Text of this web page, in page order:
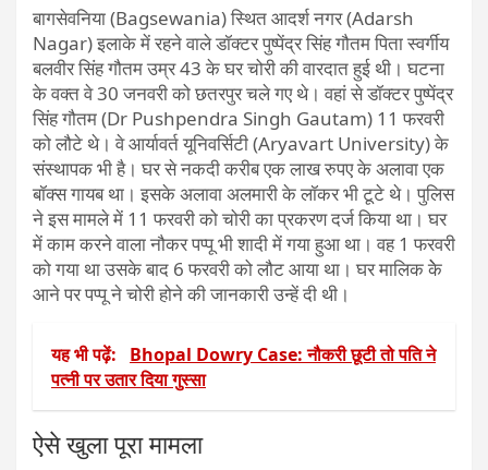
बागसेवनिया (Bagsewania) स्थित आदर्श नगर (Adarsh
Nagar) इलाके में रहने वाले डॉक्टर पुष्पेंद्र सिंह गौतम पिता स्वर्गीय
बलवीर सिंह गौतम उम्र 43 के घर चोरी की वारदात हुई थी। घटना
के वक्त वे 30 जनवरी को छतरपुर चले गए थे। वहां से डॉक्टर पुष्पेंद्र
सिंह गौतम (Dr Pushpendra Singh Gautam) 11 फरवरी
को लौटे थे। वे आर्यावर्त यूनिवर्सिटी (Aryavart University) के
संस्थापक भी है। घर से नकदी करीब एक लाख रुपए के अलावा एक
बॉक्स गायब था। इसके अलावा अलमारी के लॉकर भी टूटे थे। पुलिस
ने इस मामले में 11 फरवरी को चोरी का प्रकरण दर्ज किया था। घर
में काम करने वाला नौकर पप्पू भी शादी में गया हुआ था। वह 1 फरवरी
को गया था उसके बाद 6 फरवरी को लौट आया था। घर मालिक केे
आने पर पप्पू ने चोरी होने की जानकारी उन्हें दी थी।
यह भी पढ़ें:
Bhopal Dowry Case: नौकरी छूटी तो पति ने
पत्नी पर उतार दिया गुस्सा
ऐसे खुला पूरा मामला